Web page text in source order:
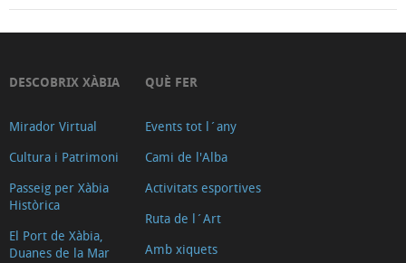
DESCOBRIX XÀBIA
Mirador Virtual
Cultura i Patrimoni
Passeig per Xàbia
Històrica
El Port de Xàbia,
Duanes de la Mar
QUÈ FER
Events tot l´any
Cami de l'Alba
Activitats esportives
Ruta de l´Art
Amb xiquets